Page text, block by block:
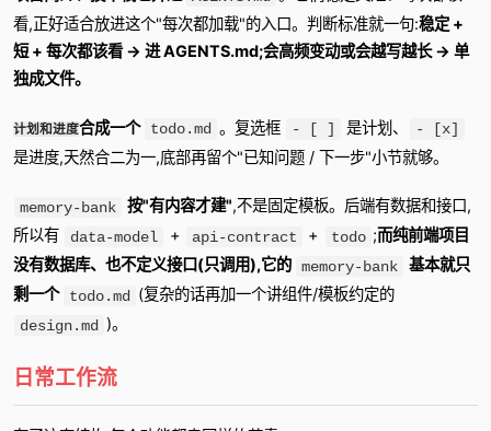
看,正好适合放进这个"每次都加载"的入口。判断标准就一句:稳定 +
短 + 每次都该看 → 进 AGENTS.md;会高频变动或会越写越长 → 单
独成文件。
计划和进度合成一个 todo.md 。复选框 - [ ] 是计划、 - [x]
是进度,天然合二为一,底部再留个"已知问题 / 下一步"小节就够。
memory-bank 按"有内容才建",不是固定模板。后端有数据和接口,
所以有
data-model + api-contract + todo ;而纯前端项目
没有数据库、也不定义接口(只调用),它的 memory-bank
基本就只
剩一个 todo.md (复杂的话再加一个讲组件/模板约定的
design.md )。
日常工作流